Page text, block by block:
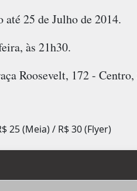
até 25 de Julho de 2014.
às 21h30.
Roosevelt, 172 -
25 (Meia) / R$ 30 (Flyer)